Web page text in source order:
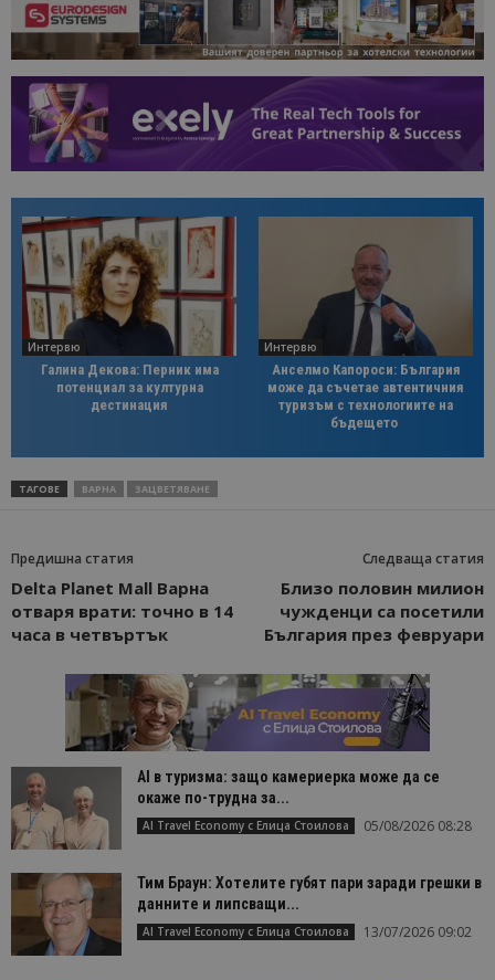
Интервю
Галина Декова: Перник има
потенциал за културна
дестинация
Интервю
Анселмо Капороси: България
може да съчетае автентичния
туризъм с технологиите на
бъдещето
ТАГОВЕ ВАРНА ЗАЦВЕТЯВАНЕ
Предишна статия
Delta Planet Mall Варна
отваря врати: точно в 14
часа в четвъртък
Следваща статия
Близо половин милион
чужденци са посетили
България през февруари
AI в туризма: защо камериерка може да се
окаже по-трудна за...
AI Travel Economy с Елица Стоилова 05/08/2026 08:28
Тим Браун: Хотелите губят пари заради грешки в
данните и липсващи...
AI Travel Economy с Елица Стоилова 13/07/2026 09:02